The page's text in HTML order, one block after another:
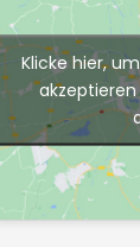
Klicke hier,